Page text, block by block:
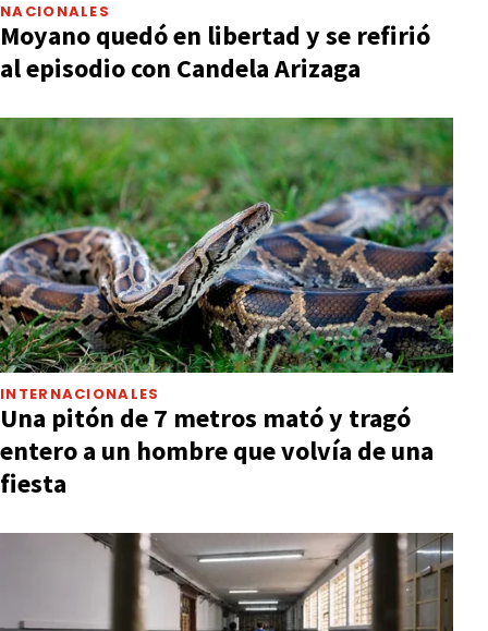
NACIONALES
Moyano quedó en libertad y se refirió
al episodio con Candela Arizaga
INTERNACIONALES
Una pitón de 7 metros mató y tragó
entero a un hombre que volvía de una
fiesta